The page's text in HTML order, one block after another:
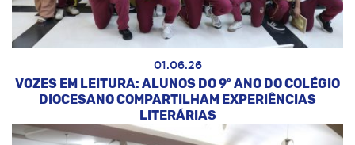
01.06.26
VOZES EM LEITURA: ALUNOS DO 9º ANO DO COLÉGIO
DIOCESANO COMPARTILHAM EXPERIÊNCIAS
LITERÁRIAS